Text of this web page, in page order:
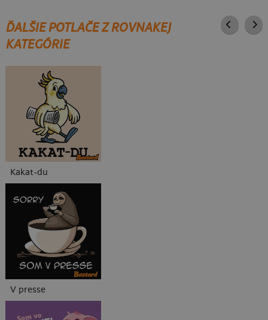
ĎALŠIE POTLAČE Z ROVNAKEJ
KATEGÓRIE
Kakat-du
V presse